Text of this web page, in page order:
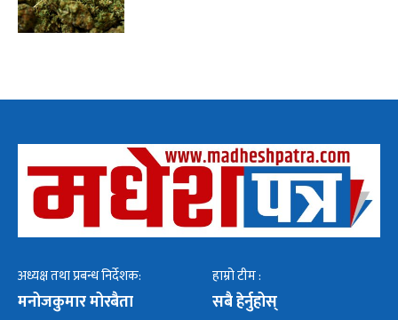
अध्यक्ष तथा प्रबन्ध निर्देशक:
मनोजकुमार मोरबैता
हाम्रो टीम :
सबै हेर्नुहोस्